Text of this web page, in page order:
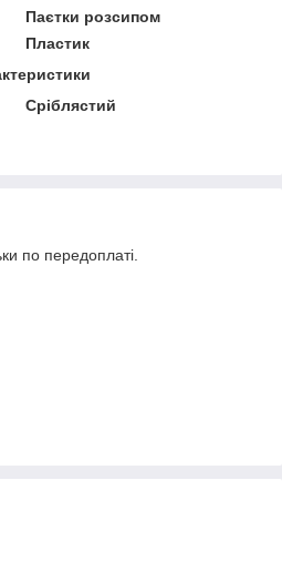
Паєтки розсипом
Пластик
Сріблястий
по передоплаті.